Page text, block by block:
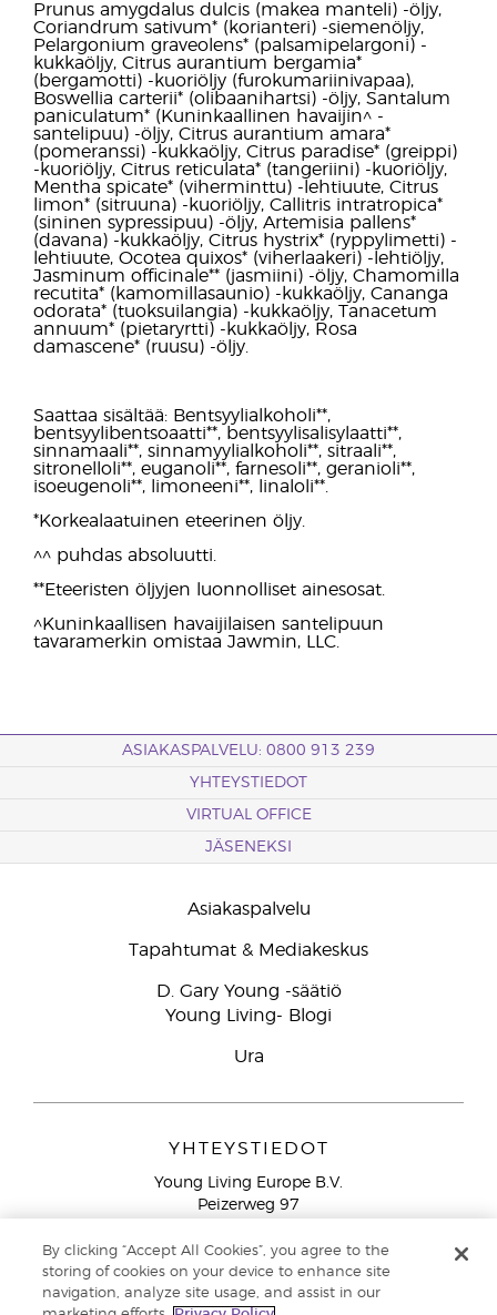
Prunus amygdalus dulcis (makea manteli) -öljy,
Coriandrum sativum* (korianteri) -siemenöljy,
Pelargonium graveolens* (palsamipelargoni) -
kukkaöljy, Citrus aurantium bergamia*
(bergamotti) -kuoriöljy (furokumariinivapaa),
Boswellia carterii* (olibaanihartsi) -öljy, Santalum
paniculatum* (Kuninkaallinen havaijin^ -
santelipuu) -öljy, Citrus aurantium amara*
(pomeranssi) -kukkaöljy, Citrus paradise* (greippi)
-kuoriöljy, Citrus reticulata* (tangeriini) -kuoriöljy,
Mentha spicate* (viherminttu) -lehtiuute, Citrus
limon* (sitruuna) -kuoriöljy, Callitris intratropica*
(sininen sypressipuu) -öljy, Artemisia pallens*
(davana) -kukkaöljy, Citrus hystrix* (ryppylimetti) -
lehtiuute, Ocotea quixos* (viherlaakeri) -lehtiöljy,
Jasminum officinale** (jasmiini) -öljy, Chamomilla
recutita* (kamomillasaunio) -kukkaöljy, Cananga
odorata* (tuoksuilangia) -kukkaöljy, Tanacetum
annuum* (pietaryrtti) -kukkaöljy, Rosa
damascene* (ruusu) -öljy.
Saattaa sisältää: Bentsyylialkoholi**,
bentsyylibentsoaatti**, bentsyylisalisylaatti**,
sinnamaali**, sinnamyylialkoholi**, sitraali**,
sitronelloli**, euganoli**, farnesoli**, geranioli**,
isoeugenoli**, limoneeni**, linaloli**.
*Korkealaatuinen eteerinen öljy.
^^ puhdas absoluutti.
**Eteeristen öljyjen luonnolliset ainesosat.
^Kuninkaallisen havaijilaisen santelipuun
tavaramerkin omistaa Jawmin, LLC.
ASIAKASPALVELU: 0800 913 239
YHTEYSTIEDOT
VIRTUAL OFFICE
JÄSENEKSI
Asiakaspalvelu
Tapahtumat & Mediakeskus
D. Gary Young -säätiö
Young Living- Blogi
Ura
YHTEYSTIEDOT
Young Living Europe B.V.
Peizerweg 97
Netherlands
Ilmainen yhteydenotto lankanumeroista Suomesta
913 239
By clicking “Accept All Cookies”, you agree to the
storing of cookies on your device to enhance site
navigation, analyze site usage, and assist in our